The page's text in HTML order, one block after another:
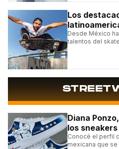
Los
Desde México
talentos del
Diana
los
Conocé el perfil
mexicana que